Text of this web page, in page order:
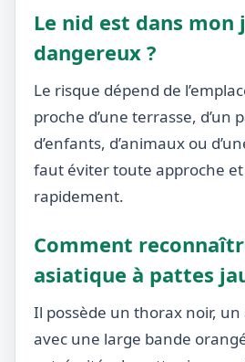
Le nid est dans mon
dangereux ?
Le risque dépend de
proche d’une terrasse, d’un
d’enfants, d’animaux ou
faut éviter toute approche
rapidement.
Comment
asiatique à pattes
Il possède un thorax noir,
avec une large bande